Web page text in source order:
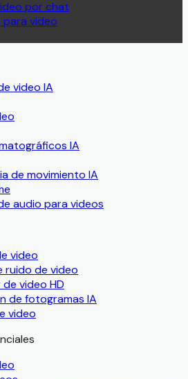
por chat
para video
video IA
IA
de movimiento IA
audio para videos
video
ruido de video
video HD
de fotogramas IA
video